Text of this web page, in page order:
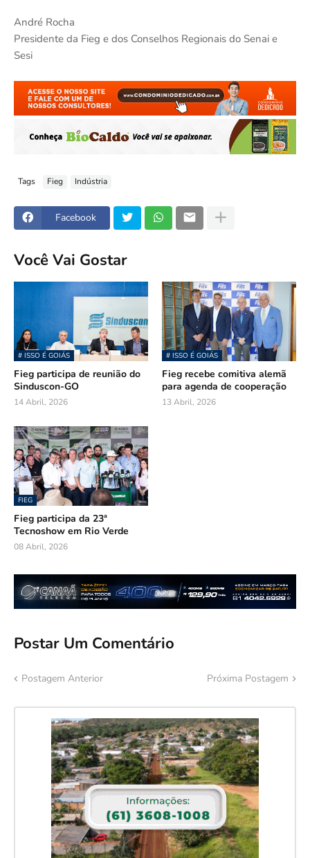
André Rocha
Presidente da Fieg e dos Conselhos Regionais do Senai e
Sesi
Tags Fieg Indústria
Facebook
Você Vai Gostar
# ISSO É GOIÁS
Fieg participa de reunião do
Sinduscon-GO
14 Abril, 2026
# ISSO É GOIÁS
Fieg recebe comitiva alemã
para agenda de cooperação
13 Abril, 2026
FIEG
Fieg participa da 23ª
Tecnoshow em Rio Verde
08 Abril, 2026
Postar Um Comentário
Postagem Anterior Próxima Postagem